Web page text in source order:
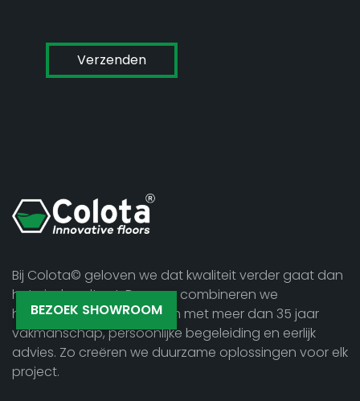
BEZOEK SHOWROOM
Verzenden
Bij Colota© geloven we dat kwaliteit verder gaat dan
het eindresultaat. Daarom combineren we
hoogwaardige gietvloeren met meer dan 35 jaar
vakmanschap, persoonlijke begeleiding en eerlijk
advies. Zo creëren we duurzame oplossingen voor elk
project.